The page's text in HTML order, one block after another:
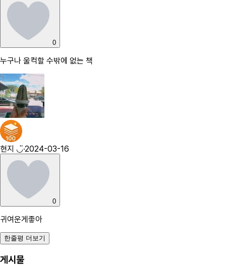
0
누구나 울컥할 수밖에 없는 책
현지 ◡̎·2024-03-16
0
귀여운게좋아
한줄평 더보기
게시물